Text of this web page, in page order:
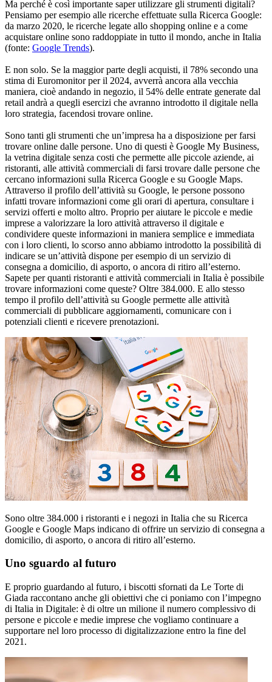
Ma perché è così importante saper utilizzare gli strumenti digitali?
Pensiamo per esempio alle ricerche effettuate sulla Ricerca Google:
da marzo 2020, le ricerche legate allo shopping online e a come
acquistare online sono raddoppiate in tutto il mondo, anche in Italia
(fonte: Google Trends).
E non solo. Se la maggior parte degli acquisti, il 78% secondo una
stima di Euromonitor per il 2024, avverrà ancora alla vecchia
maniera, cioè andando in negozio, il 54% delle entrate generate dal
retail andrà a quegli esercizi che avranno introdotto il digitale nella
loro strategia, facendosi trovare online.
Sono tanti gli strumenti che un’impresa ha a disposizione per farsi
trovare online dalle persone. Uno di questi è Google My Business,
la vetrina digitale senza costi che permette alle piccole aziende, ai
ristoranti, alle attività commerciali di farsi trovare dalle persone che
cercano informazioni sulla Ricerca Google e su Google Maps.
Attraverso il profilo dell’attività su Google, le persone possono
infatti trovare informazioni come gli orari di apertura, consultare i
servizi offerti e molto altro. Proprio per aiutare le piccole e medie
imprese a valorizzare la loro attività attraverso il digitale e
condividere queste informazioni in maniera semplice e immediata
con i loro clienti, lo scorso anno abbiamo introdotto la possibilità di
indicare se un’attività dispone per esempio di un servizio di
consegna a domicilio, di asporto, o ancora di ritiro all’esterno.
Sapete per quanti ristoranti e attività commerciali in Italia è possibile
trovare informazioni come queste? Oltre 384.000. E allo stesso
tempo il profilo dell’attività su Google permette alle attività
commerciali di pubblicare aggiornamenti, comunicare con i
potenziali clienti e ricevere prenotazioni.
Sono oltre 384.000 i ristoranti e i negozi in Italia che su Ricerca
Google e Google Maps indicano di offrire un servizio di consegna a
domicilio, di asporto, o ancora di ritiro all’esterno.
Uno sguardo al futuro
E proprio guardando al futuro, i biscotti sfornati da Le Torte di
Giada raccontano anche gli obiettivi che ci poniamo con l’impegno
di Italia in Digitale: è di oltre un milione il numero complessivo di
persone e piccole e medie imprese che vogliamo continuare a
supportare nel loro processo di digitalizzazione entro la fine del
2021.